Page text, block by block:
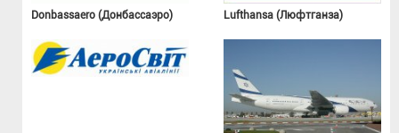
Donbassaero (Донбассаэро) Lufthansa (Люфтганза)